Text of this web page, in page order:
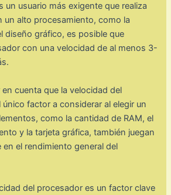
un usuario más exigente que realiza
un alto procesamiento, como la
diseño gráfico, es posible que
con una velocidad de al menos 3-
cuenta que la velocidad del
factor a considerar al elegir un
como la cantidad de RAM, el
y la tarjeta gráfica, también juegan
el rendimiento general del
del procesador es un factor clave